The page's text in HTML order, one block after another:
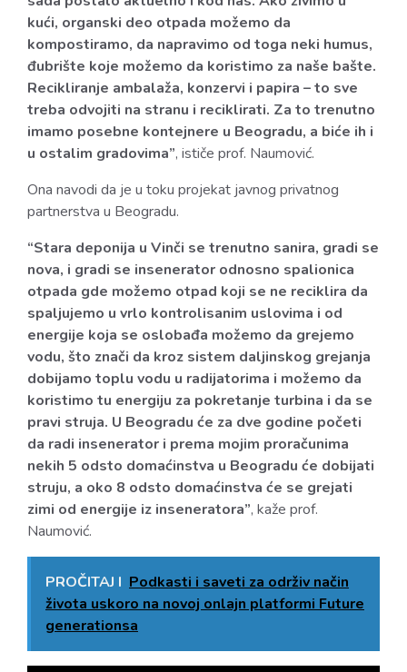
kući, organski deo otpada možemo da
kompostiramo, da napravimo od toga neki humus,
đubrište koje možemo da koristimo za naše bašte.
Recikliranje ambalaža, konzervi i papira – to sve
treba odvojiti na stranu i reciklirati. Za to trenutno
imamo posebne kontejnere u Beogradu, a biće ih i
u ostalim gradovima”, ističe prof. Naumović.
Ona navodi da je u toku projekat javnog privatnog
partnerstva u Beogradu.
“Stara deponija u Vinči se trenutno sanira, gradi se
nova, i gradi se insenerator odnosno spalionica
otpada gde možemo otpad koji se ne reciklira da
spaljujemo u vrlo kontrolisanim uslovima i od
energije koja se oslobađa možemo da grejemo
vodu, što znači da kroz sistem daljinskog grejanja
dobijamo toplu vodu u radijatorima i možemo da
koristimo tu energiju za pokretanje turbina i da se
pravi struja. U Beogradu će za dve godine početi
da radi insenerator i prema mojim proračunima
nekih 5 odsto domaćinstva u Beogradu će dobijati
struju, a oko 8 odsto domaćinstva će se grejati
zimi od energije iz inseneratora”, kaže prof.
Naumović.
PROČITAJ I Podkasti i saveti za održiv način
života uskoro na novoj onlajn platformi Future
generationsa